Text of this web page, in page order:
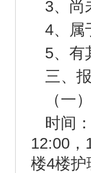
3、尚
4、属
5、有
三、
（一
时间
12:00
楼4楼护